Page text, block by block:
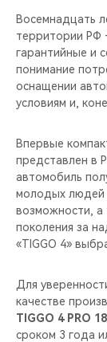
Восемнадцать
территории РФ
гарантийные и
понимание
оснащении
условиям и,
Впервые
представлен в
автомобиль
молодых людей
возможности, а
поколения за
«TIGGO 4»
Для
качестве
TIGGO 4 PRO
сроком 3 года